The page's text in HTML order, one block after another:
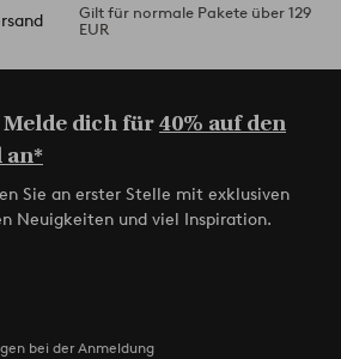
Gilt für normale Pakete über 129
EUR
dich für40% auf den
an*
Sie an erster Stelle mit exklusiven
Neuigkeiten und viel Inspiration.
bei der Anmeldung